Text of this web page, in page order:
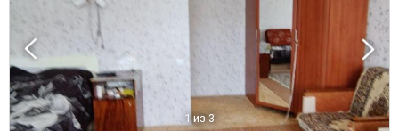
1 из 3